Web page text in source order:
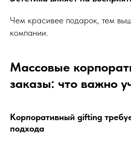
Чем красивее подарок, тем
компании.
Массовые
заказы: что важно
Корпоративный gifting
подхода